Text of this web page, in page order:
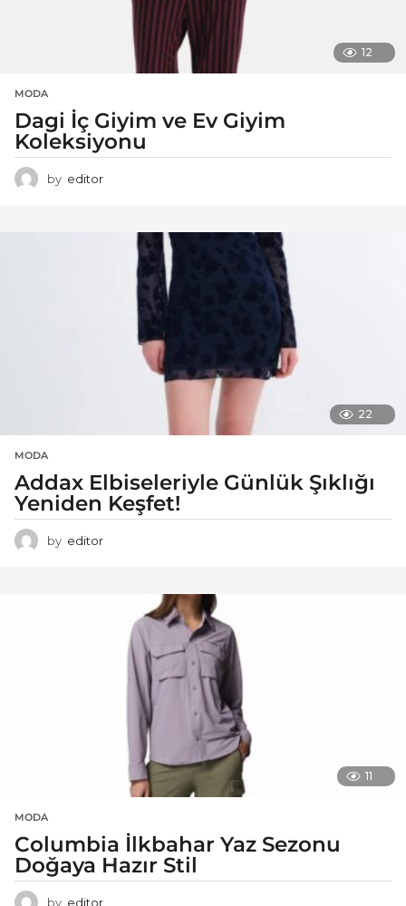
12
MODA
Dagi İç Giyim ve Ev Giyim
Koleksiyonu
by editor
22
MODA
Addax Elbiseleriyle Günlük Şıklığı
Yeniden Keşfet!
by editor
11
MODA
Columbia İlkbahar Yaz Sezonu
Doğaya Hazır Stil
by editor